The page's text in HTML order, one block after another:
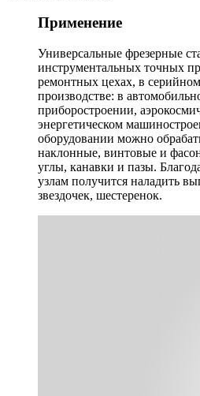
Применение
Универсальные фрезерные
инструментальных точных
ремонтных цехах, в
производстве: в
приборостроении,
энергетическом
оборудовании можно
наклонные, винтовые и
углы, канавки и пазы.
узлам получится наладить
звездочек, шестеренок.